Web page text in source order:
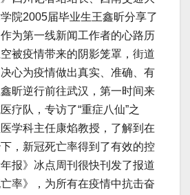
院2005届毕业生王鑫昕分享了
为第一线新闻工作者的心路历
被疫情带来的阴影笼罩，街道
心为疫情做出真实、准确、有
昕逆行前往武汉，第一时间来
疗队，专访了“重症八仙”之
学科主任康焰教授，了解到在
，新冠死亡率得到了有效的控
报》冰点周刊很快刊发了报道
亡率》，为所有在疫情中抗击奋